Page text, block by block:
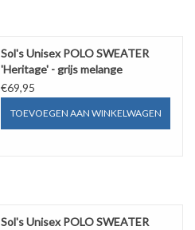
Sol's Unisex POLO SWEATER
'Heritage' - grijs melange
€69,95
TOEVOEGEN AAN WINKELWAGEN
Sol's Unisex POLO SWEATER